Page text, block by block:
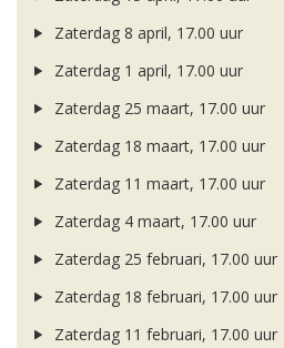
Zaterdag 8 april, 17.00 uur
Zaterdag 1 april, 17.00 uur
Zaterdag 25 maart, 17.00 uur
Zaterdag 18 maart, 17.00 uur
Zaterdag 11 maart, 17.00 uur
Zaterdag 4 maart, 17.00 uur
Zaterdag 25 februari, 17.00 uur
Zaterdag 18 februari, 17.00 uur
Zaterdag 11 februari, 17.00 uur